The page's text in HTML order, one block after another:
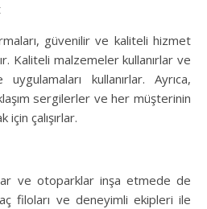
güvenilir ve kaliteli hizmet
Kaliteli malzemeler kullanırlar ve
kullanırlar. Ayrıca,
sergilerler ve her müşterinin
için çalışırlar.
ve otoparklar inşa etmede de
filoları ve deneyimli ekipleri ile